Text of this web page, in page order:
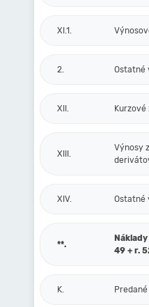
XI.1.
2. Ostatné
XII. Kurzové
XIII.
Výnosy
XIV. Ostatné
**.
49 + r.
K.